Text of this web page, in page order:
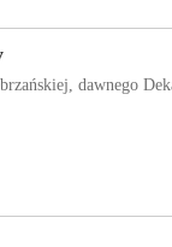
dawnego